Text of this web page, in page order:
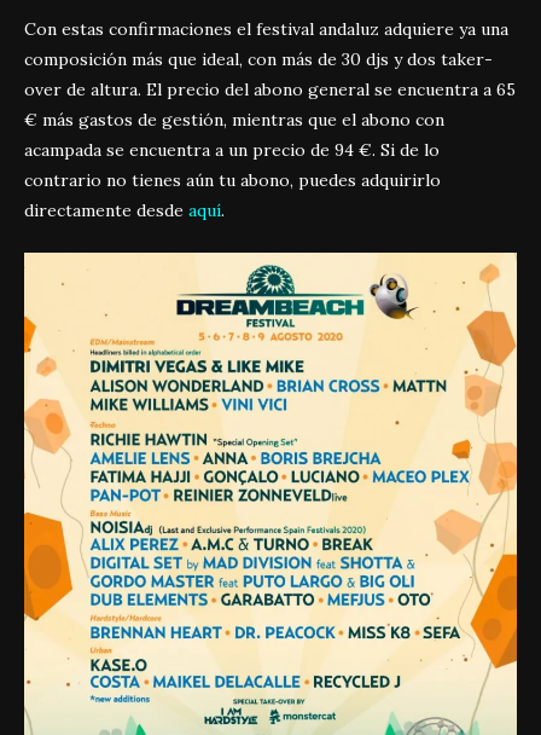
Con estas confirmaciones el festival andaluz adquiere ya una
composición más que ideal, con más de 30 djs y dos taker-
over de altura. El precio del abono general se encuentra a 65
€ más gastos de gestión, mientras que el abono con
acampada se encuentra a un precio de 94 €. Si de lo
contrario no tienes aún tu abono, puedes adquirirlo
directamente desde aquí.